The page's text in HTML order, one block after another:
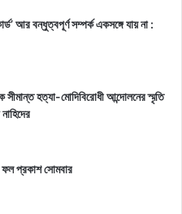
আর বন্ধুত্বপূর্ণ সম্পর্ক একসঙ্গে যায় না :
সীমান্ত হত্যা-মোদিবিরোধী আন্দোলনের স্মৃতি
ফল প্রকাশ সোমবার